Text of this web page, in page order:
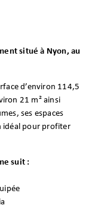
situé à Nyon, au
d’environ 114,5
21 m² ainsi
ses espaces
idéal pour profiter
suit :